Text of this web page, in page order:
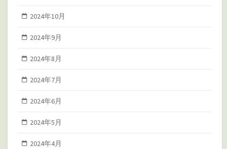
2024年10月
2024年9月
2024年8月
2024年7月
2024年6月
2024年5月
2024年4月